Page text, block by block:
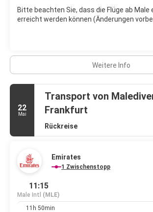
Bitte beachten Sie, dass die Flüge ab Male
erreicht werden können (Änderungen
Weitere Info
22
Mai
Transport von
Frankfurt
Rückreise
Emirates
1 Zwischenstopp
11:15
Male Intl (MLE)
11h 50min